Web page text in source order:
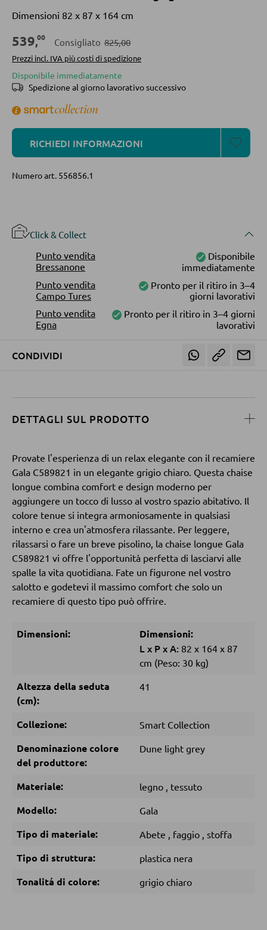
Divani letto
CASSETTIERE E SIDEBOARD
Highboard
Lowboards
Mensole a parete
Mensole in legno
Vetrinette
Soggiorni componibili
MOBILI TV
TAVOLI DA SOGGIORNO
Tavolini da caffé
Tavolini da divano
POLTRONE
Poltrone imbottite
Poltrone con schienale ad ali
DORMIRE
Letti boxspring
Dimensioni 82 x 87 x 164 cm
539,00 Consigliato 825,00
Prezzi incl. IVA più costi di spedizione
Disponibile immediatamente
Spedizione al giorno lavorativo successivo
RICHIEDI INFORMAZIONI
Numero art. 556856.1
Click & Collect
Punto vendita
Bressanone
Disponibile
immediatamente
Punto vendita
Campo Tures
Pronto per il ritiro in 3–4
giorni lavorativi
Punto vendita
Egna
Pronto per il ritiro in 3–4 giorni
lavorativi
CONDIVIDI
DETTAGLI SUL PRODOTTO
Provate l'esperienza di un relax elegante con il recamiere
Gala C589821 in un elegante grigio chiaro. Questa chaise
longue combina comfort e design moderno per
aggiungere un tocco di lusso al vostro spazio abitativo. Il
colore tenue si integra armoniosamente in qualsiasi
interno e crea un'atmosfera rilassante. Per leggere,
rilassarsi o fare un breve pisolino, la chaise longue Gala
C589821 vi offre l'opportunità perfetta di lasciarvi alle
spalle la vita quotidiana. Fate un figurone nel vostro
salotto e godetevi il massimo comfort che solo un
recamiere di questo tipo può offrire.
Dimensioni: Dimensioni:
Lx PxA: 82 x 164 x 87
cm (Peso: 30 kg)
Altezza della seduta
(cm):
41
Collezione: Smart Collection
Denominazione colore
del produttore:
Dune light grey
Materiale: legno tessuto
Modello: Gala
Tipo di materiale: Abete faggio stoffa
Tipo di struttura: plastica nera
Tonalitá di colore: grigio chiaro